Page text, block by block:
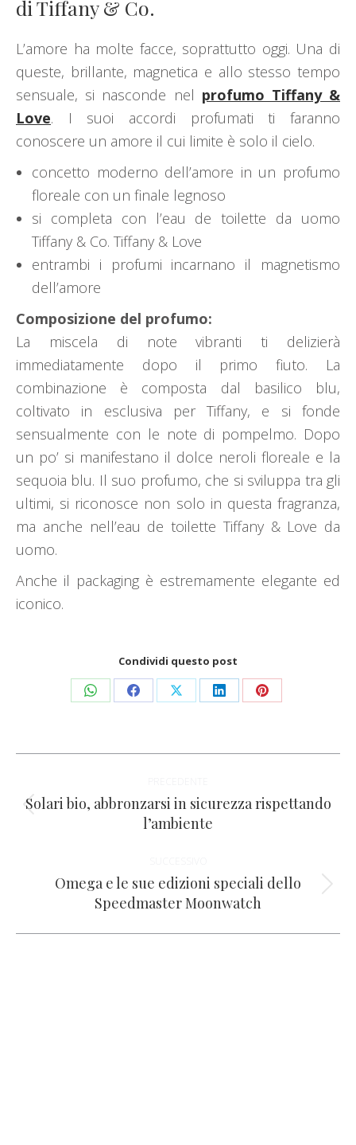
di Tiffany & Co.
L’amore ha molte facce, soprattutto oggi. Una di
queste, brillante, magnetica e allo stesso tempo
sensuale, si nasconde nel profumo Tiffany &
Love. I suoi accordi profumati ti faranno
conoscere un amore il cui limite è solo il cielo.
concetto moderno dell’amore in un profumo
floreale con un finale legnoso
si completa con l’eau de toilette da uomo
Tiffany & Co. Tiffany & Love
entrambi i profumi incarnano il magnetismo
dell’amore
Composizione del profumo:
La miscela di note vibranti ti delizierà
immediatamente dopo il primo fiuto. La
combinazione è composta dal basilico blu,
coltivato in esclusiva per Tiffany, e si fonde
sensualmente con le note di pompelmo. Dopo
un po’ si manifestano il dolce neroli floreale e la
sequoia blu. Il suo profumo, che si sviluppa tra gli
ultimi, si riconosce non solo in questa fragranza,
ma anche nell’eau de toilette Tiffany & Love da
uomo.
Anche il packaging è estremamente elegante ed
iconico.
Condividi questo post
Condividi
WhatsApp
Condividi
Facebook
Condividi
X
Condividi
LinkedIn
Condividi
Pinterest
tra
Post
Solari bio, abbronzarsi in sicurezza rispettando
l’ambiente
Prossimo
Omega e le sue edizioni speciali dello
Speedmaster Moonwatch